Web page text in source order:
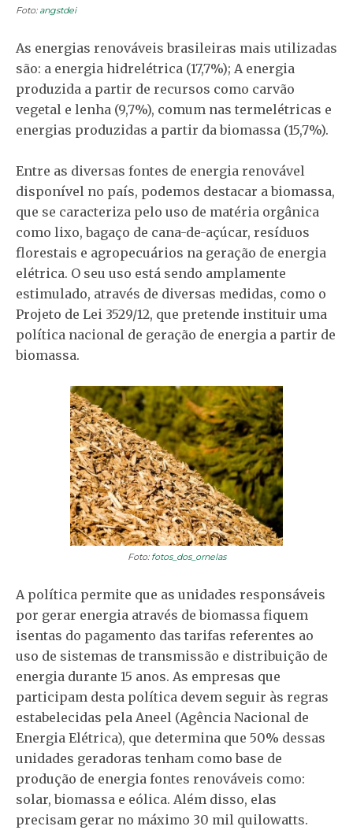
Foto: angstdei
As energias renováveis brasileiras mais utilizadas
são: a energia hidrelétrica (17,7%); A energia
produzida a partir de recursos como carvão
vegetal e lenha (9,7%), comum nas termelétricas e
energias produzidas a partir da biomassa (15,7%).
Entre as diversas fontes de energia renovável
disponível no país, podemos destacar a biomassa,
que se caracteriza pelo uso de matéria orgânica
como lixo, bagaço de cana-de-açúcar, resíduos
florestais e agropecuários na geração de energia
elétrica. O seu uso está sendo amplamente
estimulado, através de diversas medidas, como o
Projeto de Lei 3529/12, que pretende instituir uma
política nacional de geração de energia a partir de
biomassa.
Foto: fotos_dos_ornelas
A política permite que as unidades responsáveis
por gerar energia através de biomassa fiquem
isentas do pagamento das tarifas referentes ao
uso de sistemas de transmissão e distribuição de
energia durante 15 anos. As empresas que
participam desta política devem seguir às regras
estabelecidas pela Aneel (Agência Nacional de
Energia Elétrica), que determina que 50% dessas
unidades geradoras tenham como base de
produção de energia fontes renováveis como:
solar, biomassa e eólica. Além disso, elas
precisam gerar no máximo 30 mil quilowatts.